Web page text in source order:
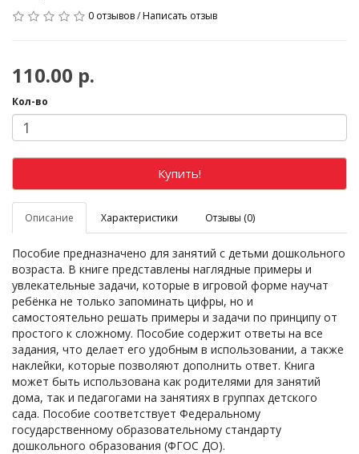
0 отзывов/Написать отзыв
110.00 р.
Кол-во
Купить!
Описание Характеристики Отзывы (0)
Пособие предназначено для занятий с детьми дошкольного
возраста. В книге представлены наглядные примеры и
увлекательные задачи, которые в игровой форме научат
ребёнка не только запоминать цифры, но и
самостоятельно решать примеры и задачи по принципу от
простого к сложному. Пособие содержит ответы на все
задания, что делает его удобным в использовании, а также
наклейки, которые позволяют дополнить ответ. Книга
может быть использована как родителями для занятий
дома, так и педагогами на занятиях в группах детского
сада. Пособие соответствует Федеральному
государственному образовательному стандарту
дошкольного образования (ФГОС ДО).